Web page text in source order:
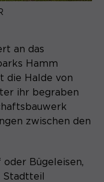
an das
Hamm
die Halde von
ihr begraben
zwischen den
Bügeleisen,
Stadtteil